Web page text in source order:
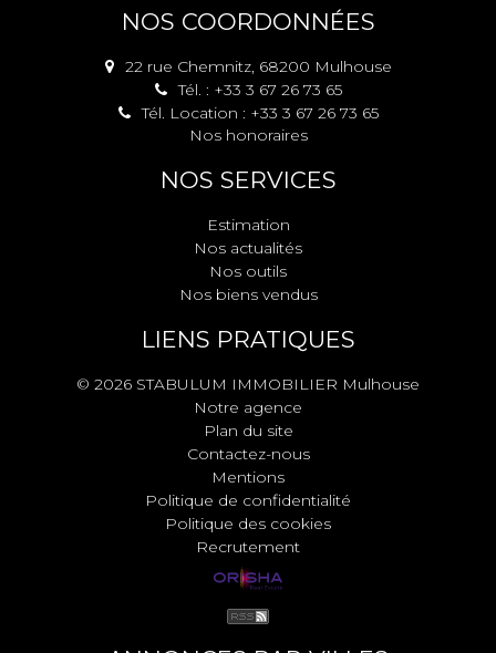
NOS COORDONNÉES
22 rue Chemnitz, 68200 Mulhouse
Tél. : +33 3 67 26 73 65
Tél. Location : +33 3 67 26 73 65
Nos honoraires
NOS SERVICES
Estimation
Nos actualités
Nos outils
Nos biens vendus
LIENS PRATIQUES
© 2026 STABULUM IMMOBILIER Mulhouse
Notre agence
Plan du site
Contactez-nous
Mentions
Politique de confidentialité
Politique des cookies
Recrutement